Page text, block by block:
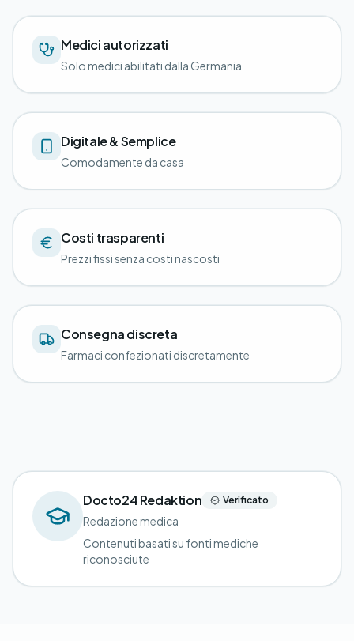
Medici autorizzati
Solo medici abilitati dalla Germania
Digitale & Semplice
Comodamente da casa
Costi trasparenti
Prezzi fissi senza costi nascosti
Consegna discreta
Farmaci confezionati discretamente
Docto24 Redaktion Verificato
Redazione medica
Contenuti basati su fonti mediche
riconosciute